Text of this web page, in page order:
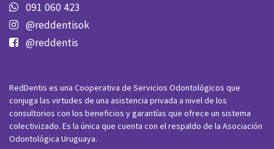
091 060 423
@reddentisok
@reddentis
RedDentis es una Cooperativa de Servicios Odontológicos que
conjuga las virtudes de una asistencia privada a nivel de los
consultorios con los beneficios y garantías que ofrece un sistema
colectivizado. Es la única que cuenta con el respaldo de la Asociación
Odontológica Uruguaya.